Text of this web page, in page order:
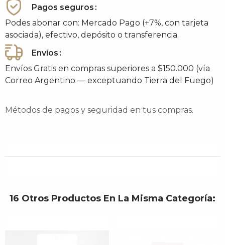
Pagos seguros
Podes abonar con: Mercado Pago (+7%, con tarjeta
asociada), efectivo, depósito o transferencia.
Envíos
Envíos Gratis en compras superiores a $150.000 (vía
Correo Argentino — exceptuando Tierra del Fuego)
Métodos de pagos y seguridad en tus compras.
16 Otros Productos En La Misma Categoría: